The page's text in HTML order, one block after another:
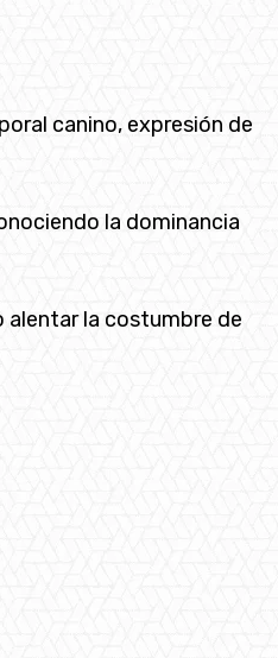
canino, expresión de
la dominancia
alentar la costumbre de